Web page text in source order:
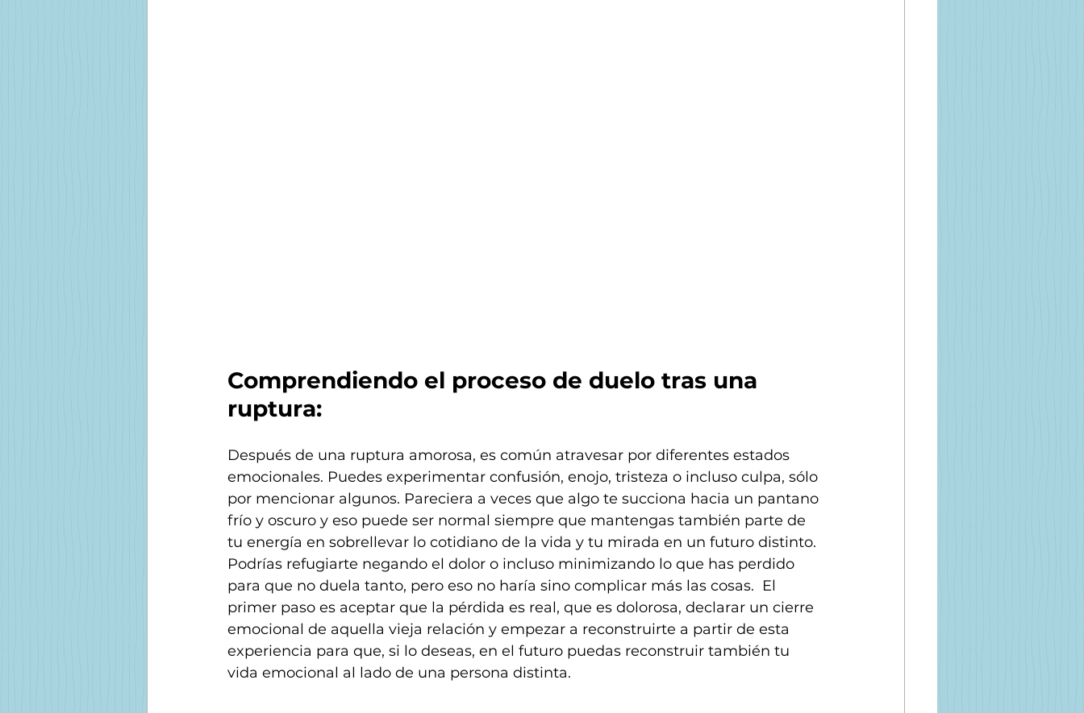
Comprendiendo el proceso de duelo tras una
ruptura:
Después de una ruptura amorosa, es común atravesar por diferentes estados
emocionales. Puedes experimentar confusión, enojo, tristeza o incluso culpa, sólo
por mencionar algunos. Pareciera a veces que algo te succiona hacia un pantano
frío y oscuro y eso puede ser normal siempre que mantengas también parte de
tu energía en sobrellevar lo cotidiano de la vida y tu mirada en un futuro distinto.
Podrías refugiarte negando el dolor o incluso minimizando lo que has perdido
para que no duela tanto, pero eso no haría sino complicar más las cosas.  El
primer paso es aceptar que la pérdida es real, que es dolorosa, declarar un cierre
emocional de aquella vieja relación y empezar a reconstruirte a partir de esta
experiencia para que, si lo deseas, en el futuro puedas reconstruir también tu
vida emocional al lado de una persona distinta.